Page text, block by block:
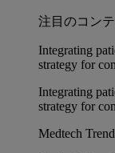
注目のコン
Integrating
strategy for
Integrating
strategy for
Medtech